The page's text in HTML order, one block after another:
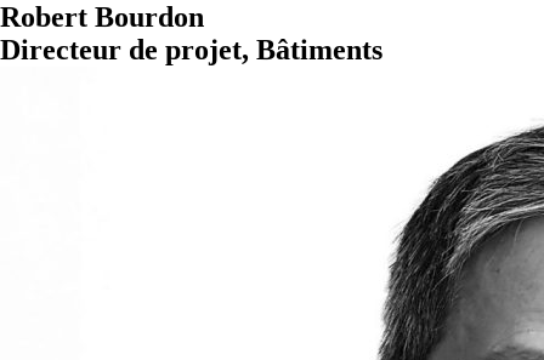
Robert Bourdon
Directeur de projet, Bâtiments